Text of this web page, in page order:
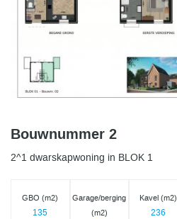
Bouwnummer 2
2^1 dwarskapwoning in BLOK 1
GBO (m2)
135
Garage/berging
(m2)
Kavel (m2)
236